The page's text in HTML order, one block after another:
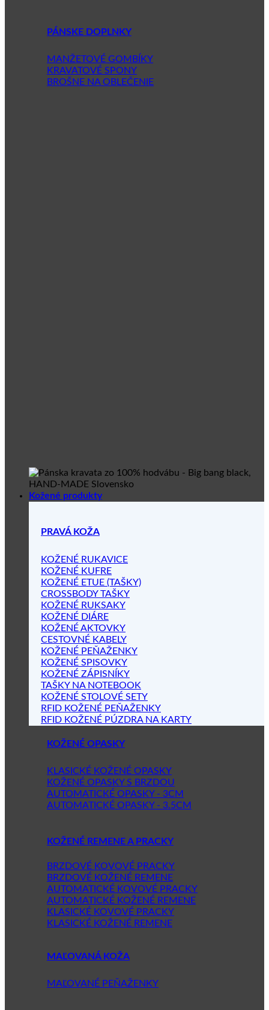
PÁNSKE DOPLNKY
MANŽETOVÉ GOMBÍKY
KRAVATOVÉ SPONY
BROŠNE NA OBLEČENIE
Kožené produkty
PRAVÁ KOŽA
KOŽENÉ RUKAVICE
KOŽENÉ KUFRE
KOŽENÉ ETUE (TAŠKY)
CROSSBODY TAŠKY
KOŽENÉ RUKSAKY
KOŽENÉ DIÁRE
KOŽENÉ AKTOVKY
CESTOVNÉ KABELY
KOŽENÉ PEŇAŽENKY
KOŽENÉ SPISOVKY
KOŽENÉ ZÁPISNÍKY
TAŠKY NA NOTEBOOK
KOŽENÉ STOLOVÉ SETY
RFID KOŽENÉ PEŇAŽENKY
RFID KOŽENÉ PÚZDRA NA KARTY
KOŽENÉ OPASKY
KLASICKÉ KOŽENÉ OPASKY
KOŽENÉ OPASKY S BRZDOU
AUTOMATICKÉ OPASKY - 3CM
AUTOMATICKÉ OPASKY - 3.5CM
KOŽENÉ REMENE A PRACKY
BRZDOVÉ KOVOVÉ PRACKY
BRZDOVÉ KOŽENÉ REMENE
AUTOMATICKÉ KOVOVÉ PRACKY
AUTOMATICKÉ KOŽENÉ REMENE
KLASICKÉ KOVOVÉ PRACKY
KLASICKÉ KOŽENÉ REMENE
MAĽOVANÁ KOŽA
MAĽOVANÉ PEŇAŽENKY